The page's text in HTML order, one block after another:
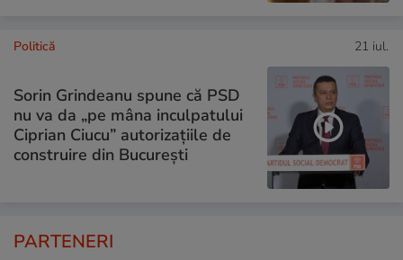
Politică 21 iul.
Sorin Grindeanu spune că PSD
nu va da „pe mâna inculpatului
Ciprian Ciucu” autorizațiile de
construire din București
PARTENERI